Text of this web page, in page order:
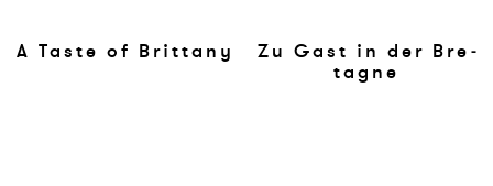
A Ta­ste of Brit­ta­ny
Zu Gast in der Bre­
ta­gne